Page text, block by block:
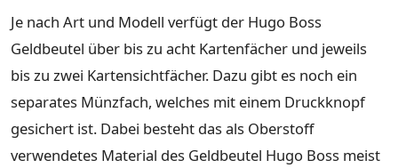
Je nach Art und Modell verfügt der Hugo Boss
Geldbeutel über bis zu acht Kartenfächer und jeweils
bis zu zwei Kartensichtfächer. Dazu gibt es noch ein
separates Münzfach, welches mit einem Druckknopf
gesichert ist. Dabei besteht das als Oberstoff
verwendetes Material des Geldbeutel Hugo Boss meist